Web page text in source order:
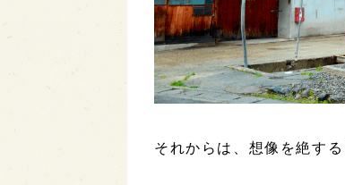
それからは、想像を絶す